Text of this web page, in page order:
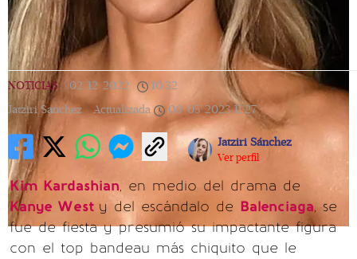
NOTICIAS 02/12/2022 10:32
Jatziri Sanchez |
Actualizada 06/05/2023 11:27
Jatziri Sánchez
Ver perfil
Kim Kardashian, en medio del drama de
Kanye West y del escándalo de Balenciaga, se
fue de fiesta y presumió su impactante figura
con el top bandeau más chiquito que le